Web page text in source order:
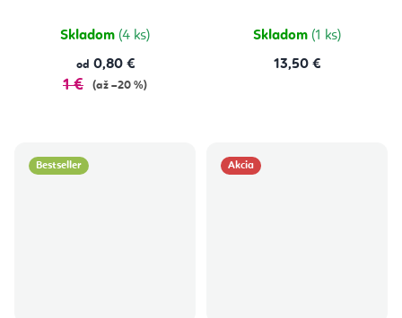
hviezdičiek.
Skladom (4 ks)
od 0,80 €
1 € (až –20 %)
Skladom (1 ks)
13,50 €
Bestseller Akcia